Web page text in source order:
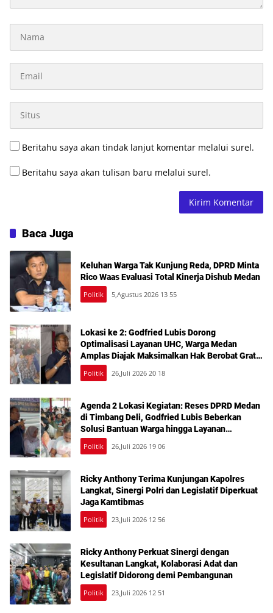
Beritahu saya akan tindak lanjut komentar melalui surel.
Beritahu saya akan tulisan baru melalui surel.
Baca Juga
Keluhan Warga Tak Kunjung Reda, DPRD Minta
Rico Waas Evaluasi Total Kinerja Dishub Medan
Politik 5,Agustus 2026 13 55
Lokasi ke 2: Godfried Lubis Dorong
Optimalisasi Layanan UHC, Warga Medan
Amplas Diajak Maksimalkan Hak Berobat Gratis
Bermodal KTP
Politik 26,Juli 2026 20 18
Agenda 2 Lokasi Kegiatan: Reses DPRD Medan
di Timbang Deli, Godfried Lubis Beberkan
Solusi Bantuan Warga hingga Layanan
Kesehatan Gratis
Politik 26,Juli 2026 19 06
Ricky Anthony Terima Kunjungan Kapolres
Langkat, Sinergi Polri dan Legislatif Diperkuat
Jaga Kamtibmas
Politik 23,Juli 2026 12 56
Ricky Anthony Perkuat Sinergi dengan
Kesultanan Langkat, Kolaborasi Adat dan
Legislatif Didorong demi Pembangunan
Politik 23,Juli 2026 12 51